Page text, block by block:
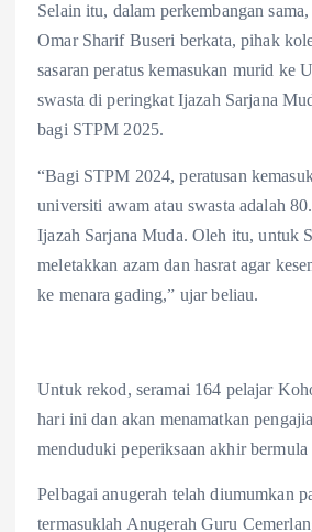
Selain itu, dalam perkembangan
Omar Sharif Buseri berkata, pihak
sasaran peratus kemasukan murid ke
swasta di peringkat Ijazah Sarjana
bagi STPM 2025.
“Bagi STPM 2024, peratusan
universiti awam atau swasta adalah
Ijazah Sarjana Muda. Oleh itu, untuk
meletakkan azam dan hasrat agar
ke menara gading,” ujar beliau.
Untuk rekod, seramai 164 pelajar
hari ini dan akan menamatkan
menduduki peperiksaan akhir bermula
Pelbagai anugerah telah diumumkan
termasuklah Anugerah Guru